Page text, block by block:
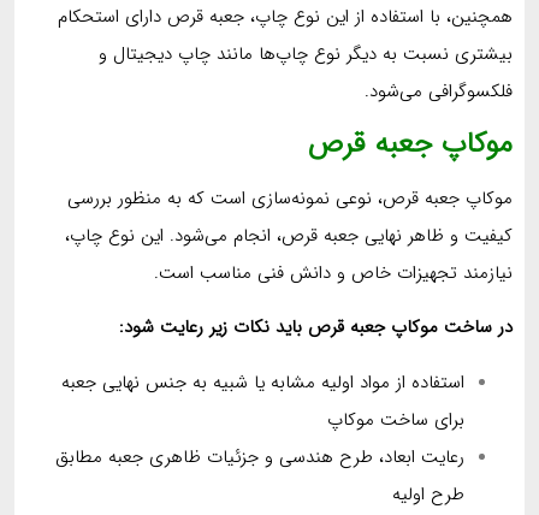
همچنین، با استفاده از این نوع چاپ، جعبه قرص دارای استحکام
بیشتری نسبت به دیگر نوع چاپ‌ها مانند چاپ دیجیتال و
فلکسوگرافی می‌شود.
موکاپ جعبه قرص
موکاپ جعبه قرص، نوعی نمونه‌سازی است که به منظور بررسی
کیفیت و ظاهر نهایی جعبه قرص، انجام می‌شود. این نوع چاپ،
نیازمند تجهیزات خاص و دانش فنی مناسب است.
در ساخت موکاپ جعبه قرص باید نکات زیر رعایت شود:
استفاده از مواد اولیه مشابه یا شبیه به جنس نهایی جعبه
برای ساخت موکاپ
رعایت ابعاد، طرح هندسی و جزئیات ظاهری جعبه مطابق
طرح اولیه